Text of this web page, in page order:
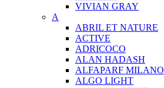
VIVIAN GRAY
A
ABRIL ET NATURE
ACTIVE
ADRICOCO
ALAN HADASH
ALFAPARF MILANO
ALGO LIGHT